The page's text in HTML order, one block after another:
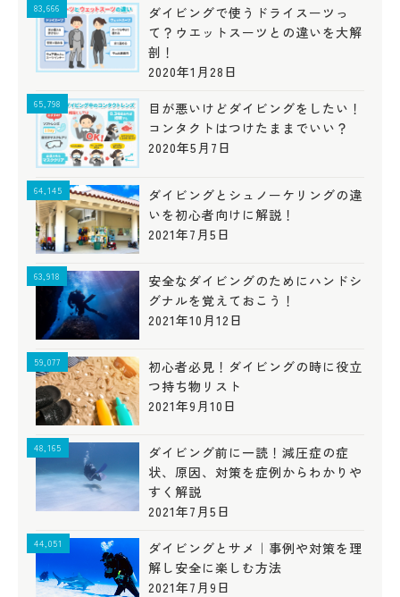
83,666
ダイビングで使うドライスーツっ
て？ウエットスーツとの違いを大解
剖！
2020年1月28日
65,798
目が悪いけどダイビングをしたい！
コンタクトはつけたままでいい？
2020年5月7日
64,145
ダイビングとシュノーケリングの違
いを初心者向けに解説！
2021年7月5日
63,918
安全なダイビングのためにハンドシ
グナルを覚えておこう！
2021年10月12日
59,077
初心者必見！ダイビングの時に役立
つ持ち物リスト
2021年9月10日
48,165
ダイビング前に一読！減圧症の症
状、原因、対策を症例からわかりや
すく解説
2021年7月5日
44,051
ダイビングとサメ｜事例や対策を理
解し安全に楽しむ方法
2021年7月9日